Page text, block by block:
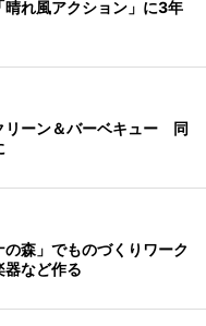
れ風アクション」に3年
リーン＆バーベキュー 同
森」でものづくりワーク
など作る